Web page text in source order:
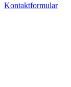
Kontaktformular